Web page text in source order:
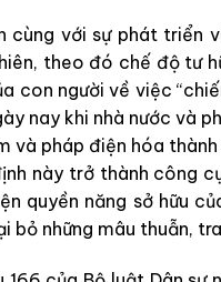
cùng với sự phát triển
theo đó chế độ tư
con người về việc
nay khi nhà nước và
và pháp điện hóa
này trở thành công
quyền năng sở hữu
bỏ những mâu thuẫn,